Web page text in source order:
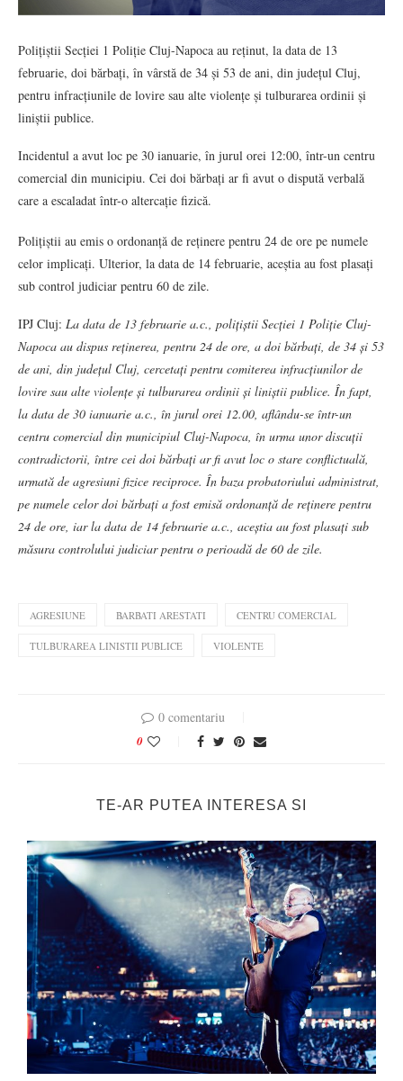
Polițiștii Secției 1 Poliție Cluj-Napoca au reținut, la data de 13
februarie, doi bărbați, în vârstă de 34 și 53 de ani, din județul Cluj,
pentru infracțiunile de lovire sau alte violențe și tulburarea ordinii și
liniștii publice.
Incidentul a avut loc pe 30 ianuarie, în jurul orei 12:00, într-un centru
comercial din municipiu. Cei doi bărbați ar fi avut o dispută verbală
care a escaladat într-o altercație fizică.
Polițiștii au emis o ordonanță de reținere pentru 24 de ore pe numele
celor implicați. Ulterior, la data de 14 februarie, aceștia au fost plasați
sub control judiciar pentru 60 de zile.
IPJ Cluj: La data de 13 februarie a.c., polițiștii Secției 1 Poliție Cluj-
Napoca au dispus reținerea, pentru 24 de ore, a doi bărbați, de 34 și 53
de ani, din județul Cluj, cercetați pentru comiterea infracțiunilor de
lovire sau alte violențe și tulburarea ordinii și liniștii publice. În fapt,
la data de 30 ianuarie a.c., în jurul orei 12.00, aflându-se într-un
centru comercial din municipiul Cluj-Napoca, în urma unor discuții
contradictorii, între cei doi bărbați ar fi avut loc o stare conflictuală,
urmată de agresiuni fizice reciproce. În baza probatoriului administrat,
pe numele celor doi bărbați a fost emisă ordonanță de reținere pentru
24 de ore, iar la data de 14 februarie a.c., aceștia au fost plasați sub
măsura controlului judiciar pentru o perioadă de 60 de zile.
AGRESIUNE BARBATI ARESTATI CENTRU COMERCIAL
TULBURAREA LINISTII PUBLICE VIOLENTE
0 comentariu
0
TE-AR PUTEA INTERESA SI